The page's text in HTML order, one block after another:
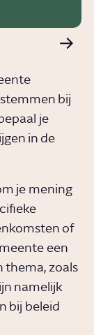
bij
je
in de
je mening
of
een
thema, zoals
namelijk
bij beleid